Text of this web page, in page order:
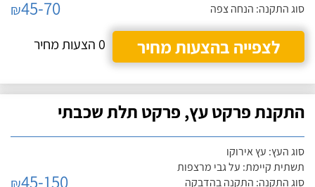
סוג התקנה: הנחה צפה
₪45-70
לצפייה בהצעות מחיר
0 הצעות מחיר
התקנת פרקט עץ, פרקט תלת שכבתי
סוג העץ: עץ אירוקו
תשתית קיימת: על גבי מרצפות
סוג התקנה: התקנה בהדבקה
45-150